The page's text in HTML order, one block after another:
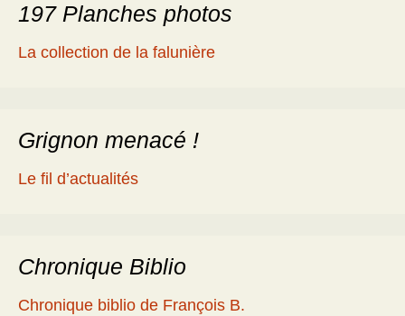
197 Planches photos
La collection de la falunière
Grignon menacé !
Le fil d’actualités
Chronique Biblio
Chronique biblio de François B.